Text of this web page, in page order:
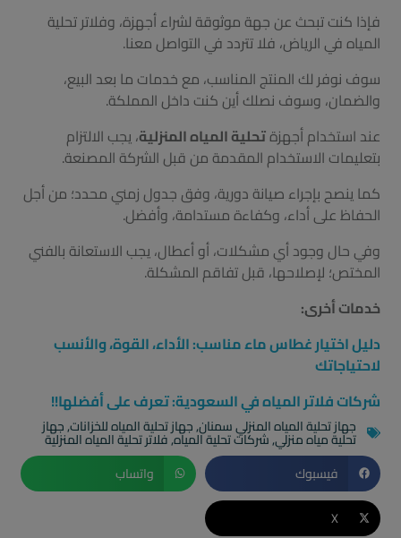
فإذا كنت تبحث عن جهة موثوقة لشراء أجهزة، وفلاتر تحلية
المياه في الرياض، فلا تتردد في التواصل معنا.
سوف نوفر لك المنتج المناسب، مع خدمات ما بعد البيع،
والضمان، وسوف نصلك أين كنت داخل المملكة.
عند استخدام أجهزةتحلية المياه المنزلية، يجب الالتزام
بتعليمات الاستخدام المقدمة من قبل الشركة المصنعة.
كما ينصح بإجراء صيانة دورية، وفق جدول زمني محدد؛ من أجل
الحفاظ على أداء، وكفاءة مستدامة، وأفضل.
وفي حال وجود أي مشكلات، أو أعطال، يجب الاستعانة بالفني
المختص؛ لإصلاحها، قبل تفاقم المشكلة.
خدمات أخرى:
دليل اختيار غطاس ماء مناسب: الأداء، القوة، والأنسب
لاحتياجاتك
شركات فلاتر المياه في السعودية: تعرف على أفضلها!!
جهاز تحلية المياه المنزلي سمنان,جهاز تحلية المياه للخزانات,جهاز
تحلية مياه منزلي,شركات تحلية المياه,فلاتر تحلية المياه المنزلية
فيسبوك
واتساب
X